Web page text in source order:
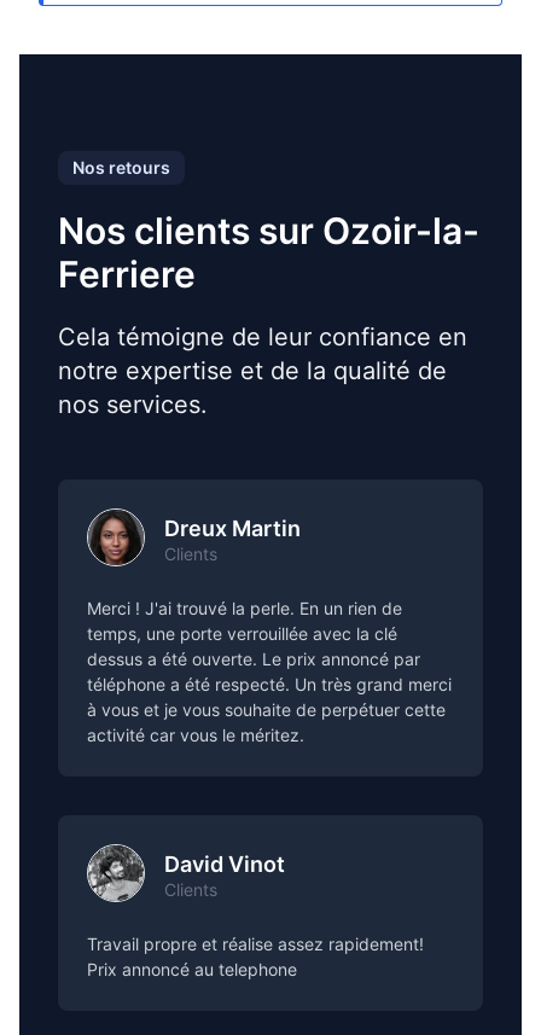
Nos retours
Nos clients sur Ozoir-la-
Ferriere
Cela témoigne de leur confiance en
notre expertise et de la qualité de
nos services.
Dreux Martin
Clients
Merci ! J'ai trouvé la perle. En un rien de
temps, une porte verrouillée avec la clé
dessus a été ouverte. Le prix annoncé par
téléphone a été respecté. Un très grand merci
à vous et je vous souhaite de perpétuer cette
activité car vous le méritez.
David Vinot
Clients
Travail propre et réalise assez rapidement!
Prix annoncé au telephone